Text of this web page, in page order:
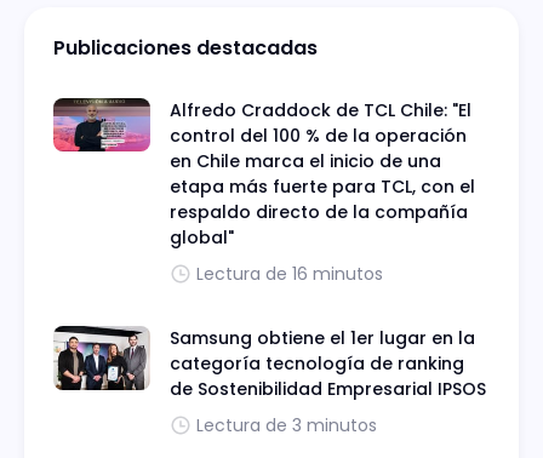
Publicaciones destacadas
Alfredo Craddock de TCL Chile: "El
control del 100 % de la operación
en Chile marca el inicio de una
etapa más fuerte para TCL, con el
respaldo directo de la compañía
global"
Lectura de 16 minutos
Samsung obtiene el 1er lugar en la
categoría tecnología de ranking
de Sostenibilidad Empresarial IPSOS
Lectura de 3 minutos